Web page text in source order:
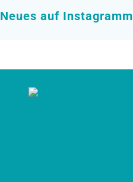
Neues auf Instagramm